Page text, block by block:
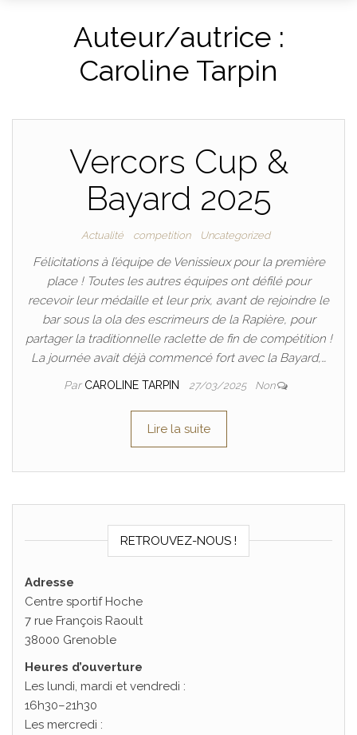
Auteur/autrice :
Caroline Tarpin
Vercors Cup &
Bayard 2025
Actualité competition Uncategorized
Félicitations à l’équipe de Venissieux pour la première
place ! Toutes les autres équipes ont défilé pour
recevoir leur médaille et leur prix, avant de rejoindre le
bar sous la ola des escrimeurs de la Rapière, pour
partager la traditionnelle raclette de fin de compétition !
La journée avait déjà commencé fort avec la Bayard,…
Par CAROLINE TARPIN 27/03/2025 Non
Lire la suite
RETROUVEZ-NOUS !
Adresse
Centre sportif Hoche
7 rue François Raoult
38000 Grenoble
Heures d’ouverture
Les lundi, mardi et vendredi :
16h30–21h30
Les mercredi :